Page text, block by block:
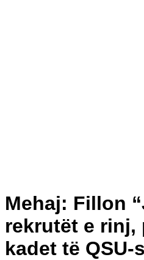
Mehaj: Fillon
rekrutët e rinj,
kadet të QSU-